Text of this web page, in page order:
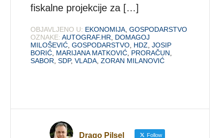
fiskalne projekcije za […]
OBJAVLJENO U: EKONOMIJA ,GOSPODARSTVO
OZNAKE: AUTOGRAF.HR
DOMAGOJ
MILOŠEVIĆ ,GOSPODARSTVO HDZ ,JOSIP
BORIĆ MARIJANA MATKOVIĆ PRORAČUN
SABOR ,SDP,VLADA ,ZORAN MILANOVIĆ
Drago Pilsel Follow